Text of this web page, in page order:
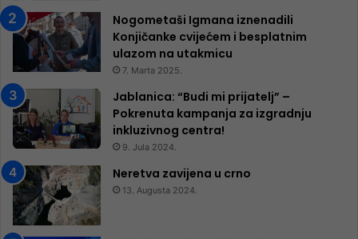
Nogometaši Igmana iznenadili
Konjičanke cvijećem i besplatnim
ulazom na utakmicu
7. Marta 2025.
Jablanica: “Budi mi prijatelj” –
Pokrenuta kampanja za izgradnju
inkluzivnog centra!
9. Jula 2024.
Neretva zavijena u crno
13. Augusta 2024.